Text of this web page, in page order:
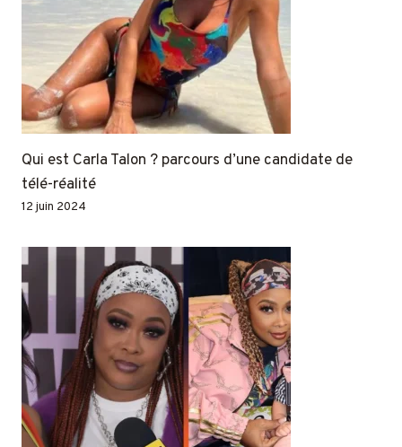
Qui est Carla Talon ? parcours d’une candidate de
télé-réalité
12 juin 2024